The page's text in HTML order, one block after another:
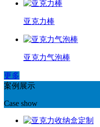
亚克力棒
亚克力气泡棒
更多
案例展示
Case show